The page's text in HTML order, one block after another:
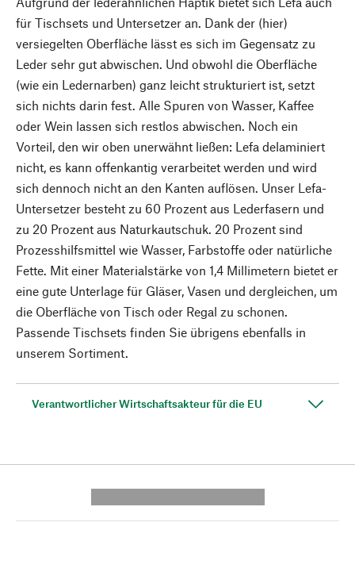
für Tischsets und Untersetzer an. Dank der (hier)
versiegelten Oberfläche lässt es sich im Gegensatz zu
Leder sehr gut abwischen. Und obwohl die Oberfläche
(wie ein Ledernarben) ganz leicht strukturiert ist, setzt
sich nichts darin fest. Alle Spuren von Wasser, Kaffee
oder Wein lassen sich restlos abwischen. Noch ein
Vorteil, den wir oben unerwähnt ließen: Lefa delaminiert
nicht, es kann offenkantig verarbeitet werden und wird
sich dennoch nicht an den Kanten auflösen. Unser Lefa-
Untersetzer besteht zu 60 Prozent aus Lederfasern und
zu 20 Prozent aus Naturkautschuk. 20 Prozent sind
Prozesshilfsmittel wie Wasser, Farbstoffe oder natürliche
Fette. Mit einer Materialstärke von 1,4 Millimetern bietet er
eine gute Unterlage für Gläser, Vasen und dergleichen, um
die Oberfläche von Tisch oder Regal zu schonen.
Passende Tischsets finden Sie übrigens ebenfalls in
unserem Sortiment.
Verantwortlicher Wirtschaftsakteur für die EU